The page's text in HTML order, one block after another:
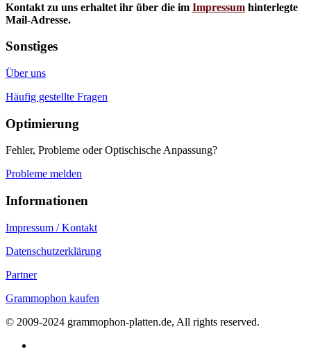
Kontakt zu uns erhaltet ihr über die im Impressum hinterlegte
Mail-Adresse.
Sonstiges
Über uns
Häufig gestellte Fragen
Optimierung
Fehler, Probleme oder Optischische Anpassung?
Probleme melden
Informationen
Impressum / Kontakt
Datenschutzerklärung
Partner
Grammophon kaufen
© 2009-2024 grammophon-platten.de, All rights reserved.